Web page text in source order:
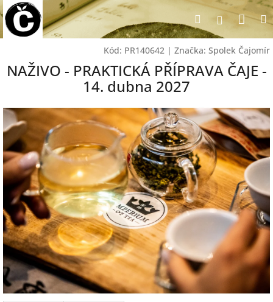
Přejít
na
obsah
Hledat
Kód: PR140642 | Značka: Spolek Čajomír
NAŽIVO - PRAKTICKÁ PŘÍPRAVA ČAJE -
14. dubna 2027